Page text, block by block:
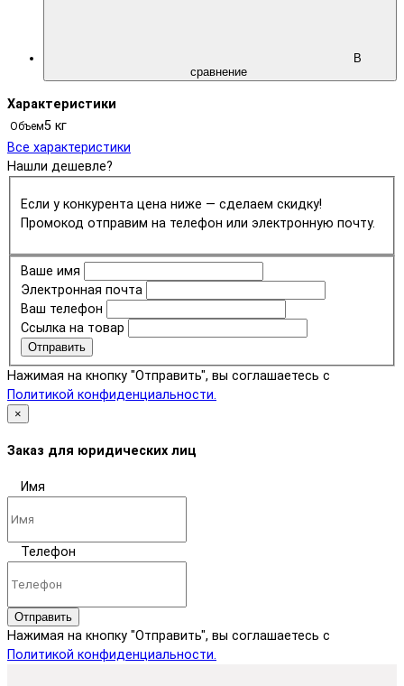
В
сравнение
Характеристики
Объем5 кг
Все характеристики
Нашли дешевле?
Если у конкурента цена ниже — сделаем скидку!
Промокод отправим на телефон или электронную почту.
Ваше имя
Электронная почта
Ваш телефон
Ссылка на товар
Отправить
Нажимая на кнопку "Отправить", вы соглашаетесь с
Политикой конфиденциальности.
×
Заказ для юридических лиц
Имя
Телефон
Отправить
Нажимая на кнопку "Отправить", вы соглашаетесь с
Политикой конфиденциальности.